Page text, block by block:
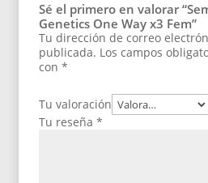
Sé el primero en valorar
Genetics One Way x3 Fem”
Tu dirección de correo
publicada. Los campos
con*
Tu valoración
Tu reseña*